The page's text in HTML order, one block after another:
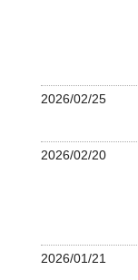
2026/02/25
2026/02/20
2026/01/21